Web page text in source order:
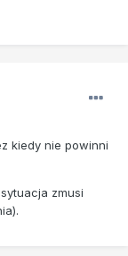
kiedy nie powinni
zmusi